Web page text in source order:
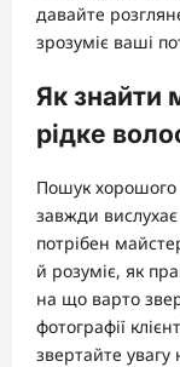
давайте
зрозуміє ваші
Як знайти
рідке
Пошук хорошого
завжди вислухає
потрібен
й розуміє, як
на що варто
фотографії
звертайте увагу